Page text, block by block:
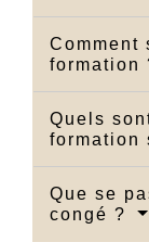
Comment
formation
Quels
formation
Que se
congé ?